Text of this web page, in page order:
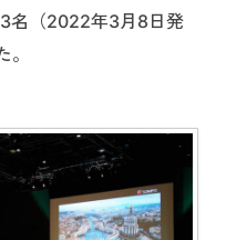
名（2022年3月8日発